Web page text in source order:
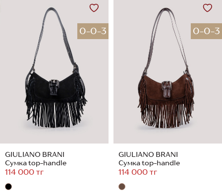
0-0-3
GIULIANO BRANI
Сумка top-handle
114 000 тг
0-0-3
GIULIANO BRANI
Сумка top-handle
114 000 тг